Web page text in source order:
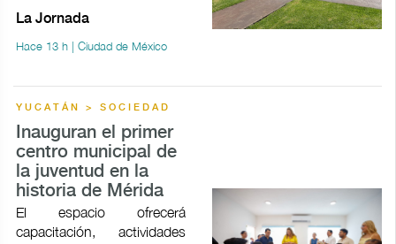
La Jornada
Hace 13 h | Ciudad de México
YUCATÁN > SOCIEDAD
Inauguran el primer
centro municipal de
la juventud en la
historia de Mérida
El espacio ofrecerá
capacitación, actividades